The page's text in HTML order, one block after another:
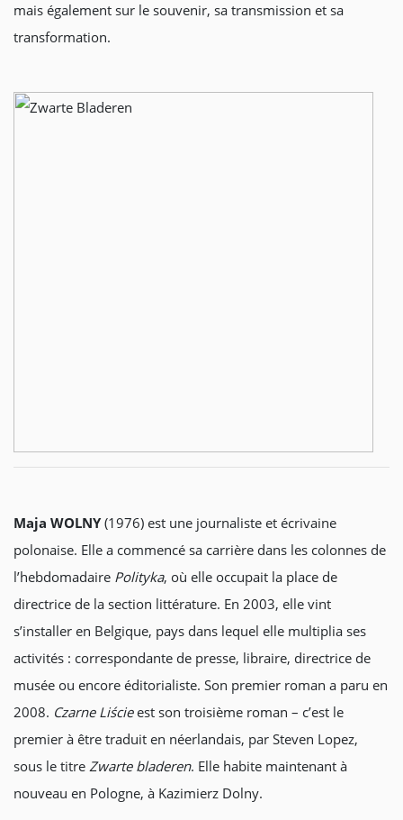
mais également sur le souvenir, sa transmission et sa
transformation.
Maja WOLNY(1976) est une journaliste et écrivaine
polonaise. Elle a commencé sa carrière dans les colonnes de
l’hebdomadaire Polityka, où elle occupait la place de
directrice de la section littérature. En 2003, elle vint
s’installer en Belgique, pays dans lequel elle multiplia ses
activités : correspondante de presse, libraire, directrice de
musée ou encore éditorialiste. Son premier roman a paru en
2008. Czarne Liścieest son troisième roman – c’est le
premier à être traduit en néerlandais, par Steven Lopez,
sous le titre Zwarte bladeren. Elle habite maintenant à
nouveau en Pologne, à Kazimierz Dolny.